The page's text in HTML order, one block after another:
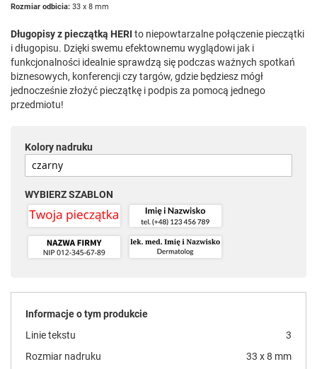
Rozmiar odbicia: 33 x 8 mm
Długopisy z pieczątką HERI to niepowtarzalne połączenie pieczątki
i długopisu. Dzięki swemu efektownemu wyglądowi jak i
funkcjonalności idealnie sprawdzą się podczas ważnych spotkań
biznesowych, konferencji czy targów, gdzie będziesz mógł
jednocześnie złożyć pieczątkę i podpis za pomocą jednego
przedmiotu!
Kolory nadruku
WYBIERZ SZABLON
Informacje o tym produkcie
Linie tekstu
3
Rozmiar nadruku
33 x 8 mm